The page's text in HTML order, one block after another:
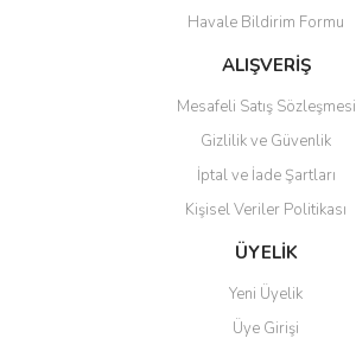
Havale Bildirim Formu
ALIŞVERİŞ
Mesafeli Satış Sözleşmesi
Gizlilik ve Güvenlik
İptal ve İade Şartları
Kişisel Veriler Politikası
ÜYELİK
Yeni Üyelik
Üye Girişi